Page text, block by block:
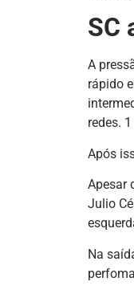
SC
A
rápido
redes.
Após
Apesar
Julio
Na